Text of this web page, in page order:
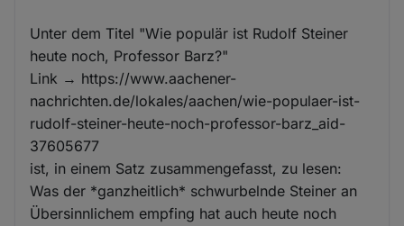
Unter dem Titel "Wie populär ist Rudolf Steiner
heute noch, Professor Barz?"
Link → https://www.aachener-
nachrichten.de/lokales/aachen/wie-populaer-ist-
rudolf-steiner-heute-noch-professor-barz_aid-
37605677
ist, in einem Satz zusammengefasst, zu lesen:
Was der *ganzheitlich* schwurbelnde Steiner an
Übersinnlichem empfing hat auch heute noch